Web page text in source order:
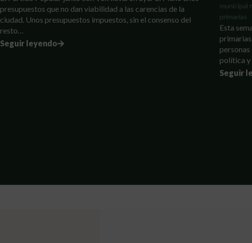
presupuestos que no dan viabilidad a las carencias de la
ciudad. Unos presupuestos impuestos, sin el consenso del
resto…
Seguir leyendo
municipal
primarias
Esta
personas
política
Seguir